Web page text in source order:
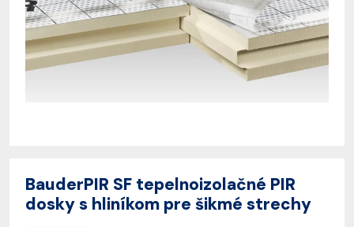
BauderPIR SF tepelnoizolačné PIR
dosky s hliníkom pre šikmé strechy